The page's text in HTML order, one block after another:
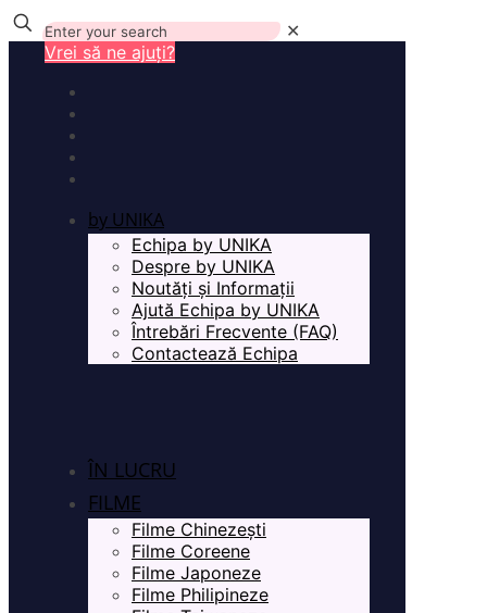
✕
Vrei să ne ajuți?
by UNIKA
Echipa by UNIKA
Despre by UNIKA
Noutăți și Informații
Ajută Echipa by UNIKA
Întrebări Frecvente (FAQ)
Contactează Echipa
ÎN LUCRU
FILME
Filme Chinezești
Filme Coreene
Filme Japoneze
Filme Philipineze